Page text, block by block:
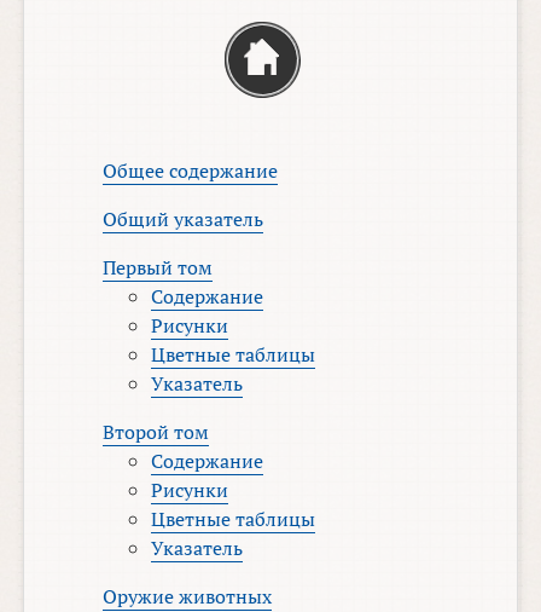
Общее содержание
Общий указатель
Первый том
Содержание
Рисунки
Цветные таблицы
Указатель
Второй том
Содержание
Рисунки
Цветные таблицы
Указатель
Оружие животных